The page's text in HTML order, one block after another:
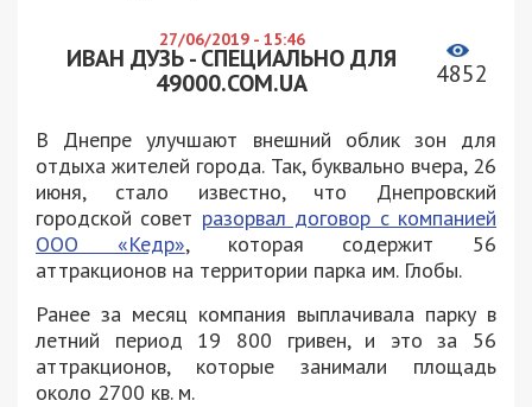
27/06/2019 - 15:46
ИВАН ДУЗЬ - СПЕЦИАЛЬНО ДЛЯ
49000.COM.UA
4852
В Днепре улучшают внешний облик зон для
отдыха жителей города. Так, буквально вчера, 26
июня, стало известно, что Днепровский
городской совет разорвал договор с компанией
ООО «Кедр», которая содержит 56
аттракционов на территории парка им. Глобы.
Ранее за месяц компания выплачивала парку в
летний период 19 800 гривен, и это за 56
аттракционов, которые занимали площадь
около 2700 кв. м.